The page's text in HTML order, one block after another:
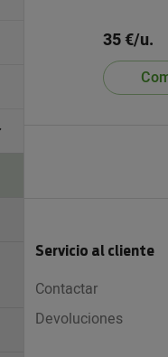
35 €/u.
Servicio al cliente
Contactar
Devoluciones